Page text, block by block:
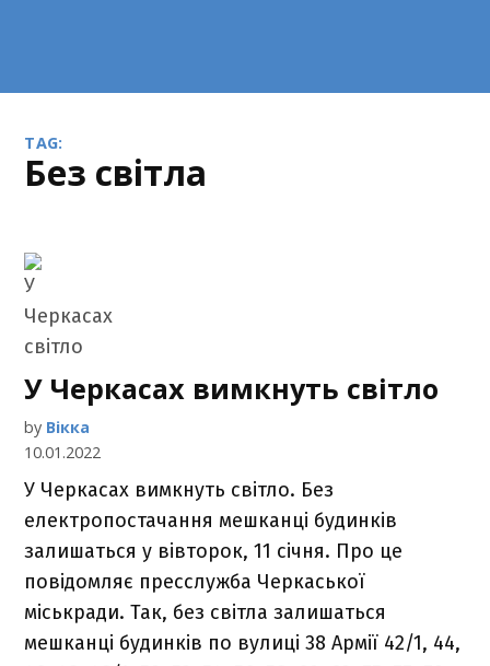
TAG:
без світла
У Черкасах вимкнуть світло
by Вікка
10.01.2022
У Черкасах вимкнуть світло. Без
електропостачання мешканці будинків
залишаться у вівторок, 11 січня. Про це
повідомляє пресслужба Черкаської
міськради. Так, без світла залишаться
мешканці будинків по вулиці 38 Армії 42/1, 44,